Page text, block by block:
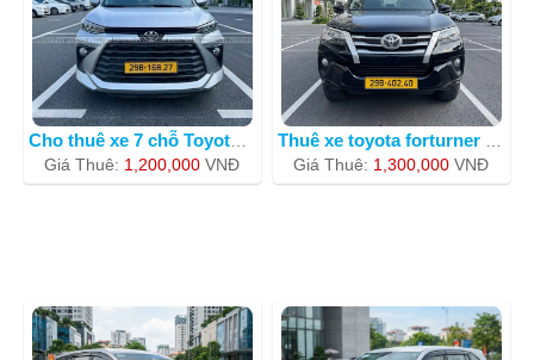
Giá Thuê: 1,200,000 VNÐ
Giá Thuê: 1,300,000 VNÐ